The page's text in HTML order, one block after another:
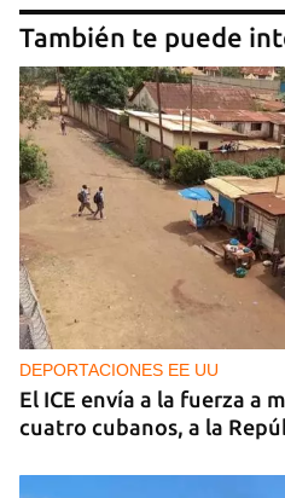
También te puede
DEPORTACIONES EE UU
El ICE envía a la fuerza a
cuatro cubanos, a la